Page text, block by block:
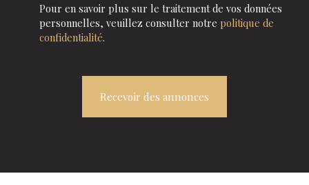
Pour en savoir plus sur le traitement de vos données
personnelles, veuillez consulter notre politique de
confidentialité.
Recevoir des annonces